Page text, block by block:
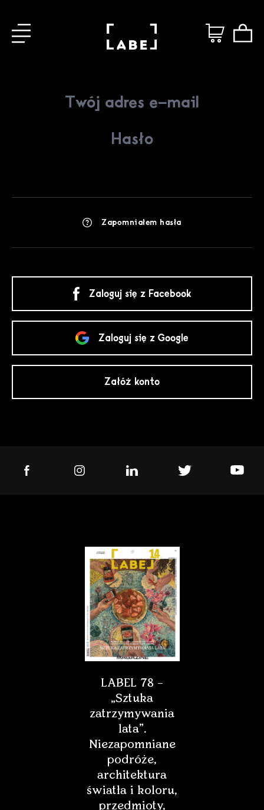
Zapomniałem hasła
Zaloguj się z Facebook
Zaloguj się z Google
Załóż konto
LABEL 78 –
„Sztuka
zatrzymywania
lata”.
Niezapomniane
podróże,
architektura
światła i koloru,
przedmioty,